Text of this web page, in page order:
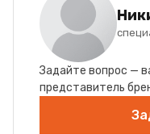
Задайте вопрос —
представитель